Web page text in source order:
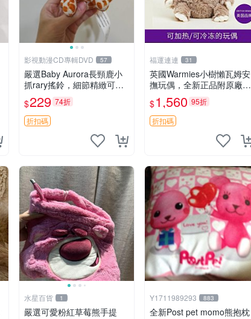
影視動漫CD專輯DVD 57
嚴選Baby Aurora長頸鹿小
抓rary搖鈴，細節精緻可聆
聽清脆鈴音 軟萌可愛 定制
紀念 金屬搖鈴 新手媽咪推
薦 長頸鹿 抓rary 搖鈴
$229 74折
折扣碼
福運連連 31
英國Warmies小樹懶瓦姆安
撫玩偶，全新正品附原廠吊
牌與防塵袋，內藏薰衣草可
加熱，適合各個年齡層，冷
暖兩用享受抱抱樂趣，不容
錯過嚴選好物 溫暖 冷感
$1,560 95折
折扣碼
水星百貨 1
嚴選可愛粉紅草莓熊手提
Y1711989293 883
全新Post pet momo熊抱枕